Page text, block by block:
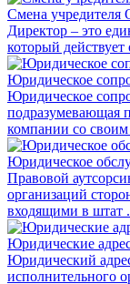
Смена
Директор – это
который
Юридическое
Юридическое
подразумевающая
компании со
Юридическое
Правовой
организаций
входящими в штат
Юридические
Юридический
исполнительного